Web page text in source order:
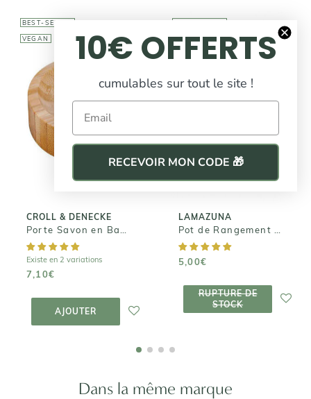
BEST-SELLER
VEGAN
CROLL & DENECKE
Existe en 2 variations
7,10€
AJOUTER
DENECKE
Porte Savon en
7,10€
PANIER
VEGAN
LAMAZUNA
5,00€
RUPTURE DE
STOCK
LAMAZUNA
pour
Solides
STOCK
Dans la même marque
10€ OFFERTS
cumulables sur tout le site !
Email
RECEVOIR MON CODE 🎁